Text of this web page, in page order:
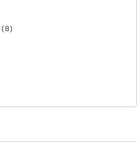
(8)